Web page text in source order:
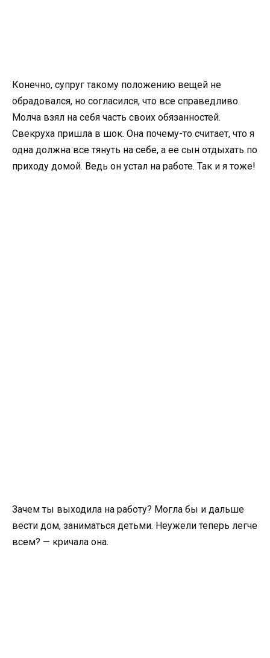
Конечно, супруг такому положению вещей не
обрадовался, но согласился, что все справедливо.
Молча взял на себя часть своих обязанностей.
Свекруха пришла в шок. Она почему-то считает, что я
одна должна все тянуть на себе, а ее сын отдыхать по
приходу домой. Ведь он устал на работе. Так и я тоже!
Зачем ты выходила на работу? Могла бы и дальше
вести дом, заниматься детьми. Неужели теперь легче
всем? — кричала она.